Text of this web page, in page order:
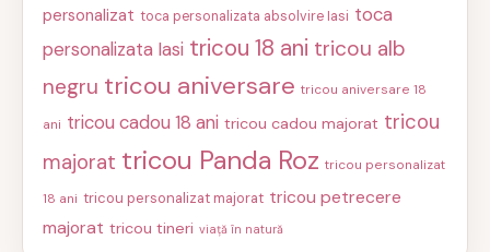
personalizat toca personalizata absolvire Iasi toca
personalizata Iasi tricou 18 ani tricou alb
negru tricou aniversare tricou aniversare 18
ani tricou cadou 18 ani tricou cadou majorat tricou
majorat tricou Panda Roz tricou personalizat
18 ani tricou personalizat majorat tricou petrecere
majorat tricou tineri viață în natură